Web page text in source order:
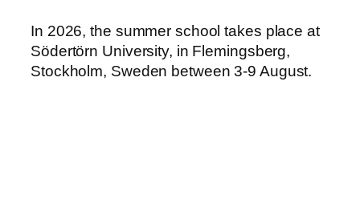
In 2026, the summer school takes place at
Södertörn University, in Flemingsberg,
Stockholm, Sweden between 3-9 August.